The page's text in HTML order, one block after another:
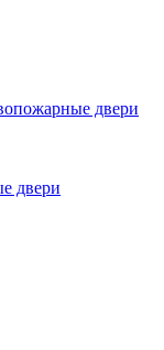
двери
двери